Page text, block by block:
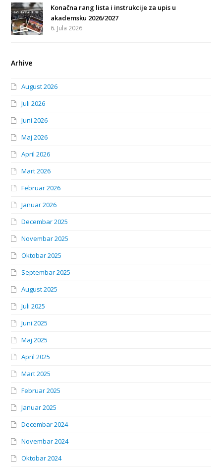
Konačna rang lista i instrukcije za upis u
akademsku 2026/2027
6. Jula 2026.
Arhive
August 2026
Juli 2026
Juni 2026
Maj 2026
April 2026
Mart 2026
Februar 2026
Januar 2026
Decembar 2025
Novembar 2025
Oktobar 2025
Septembar 2025
August 2025
Juli 2025
Juni 2025
Maj 2025
April 2025
Mart 2025
Februar 2025
Januar 2025
Decembar 2024
Novembar 2024
Oktobar 2024